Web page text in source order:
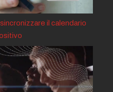
il calendario